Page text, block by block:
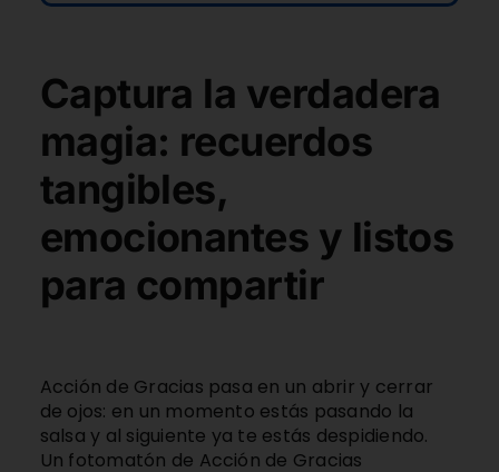
Captura la verdadera
magia: recuerdos
tangibles,
emocionantes y listos
para compartir
Acción de Gracias pasa en un abrir y cerrar
de ojos: en un momento estás pasando la
salsa y al siguiente ya te estás despidiendo.
Un fotomatón de Acción de Gracias